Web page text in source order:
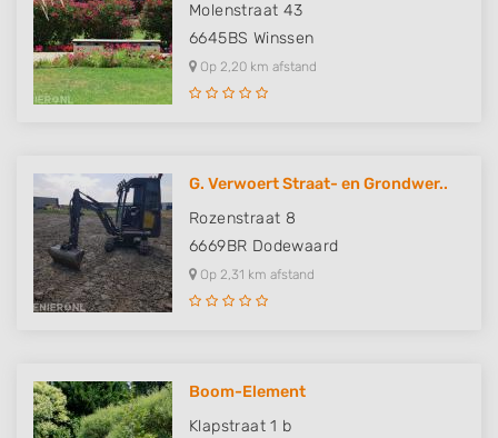
Molenstraat 43
6645BS Winssen
Op 2,20 km afstand
G. Verwoert Straat- en Grondwer..
Rozenstraat 8
6669BR Dodewaard
Op 2,31 km afstand
Boom-Element
Klapstraat 1 b